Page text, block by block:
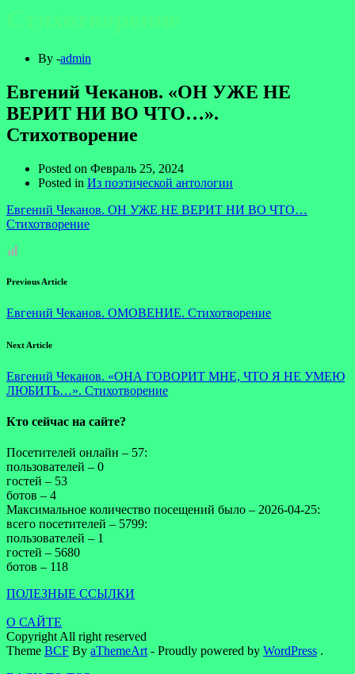
By -admin
Евгений Чеканов. «ОН УЖЕ НЕ
ВЕРИТ НИ ВО ЧТО…».
Стихотворение
Posted on Февраль 25, 2024
Posted in Из поэтической антологии
Евгений Чеканов. ОН УЖЕ НЕ ВЕРИТ НИ ВО ЧТО…
Стихотворение
Previous Article
Евгений Чеканов. ОМОВЕНИЕ. Стихотворение
Next Article
Евгений Чеканов. «ОНА ГОВОРИТ МНЕ, ЧТО Я НЕ УМЕЮ
ЛЮБИТЬ…». Стихотворение
Кто сейчас на сайте?
Посетителей онлайн – 57:
пользователей – 0
гостей – 53
ботов – 4
Максимальное количество посещений было – 2026-04-25:
всего посетителей – 5799:
пользователей – 1
гостей – 5680
ботов – 118
ПОЛЕЗНЫЕ ССЫЛКИ
О САЙТЕ
Copyright All right reserved
Theme BCF By aThemeArt - Proudly powered by WordPress .